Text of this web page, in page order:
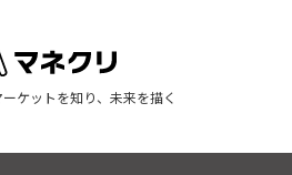
ケットを知り、未来を描く